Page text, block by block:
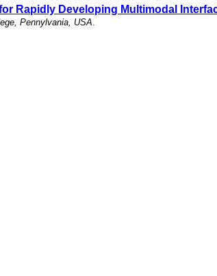
Rapidly Developing Multimodal
Pennylvania, USA.